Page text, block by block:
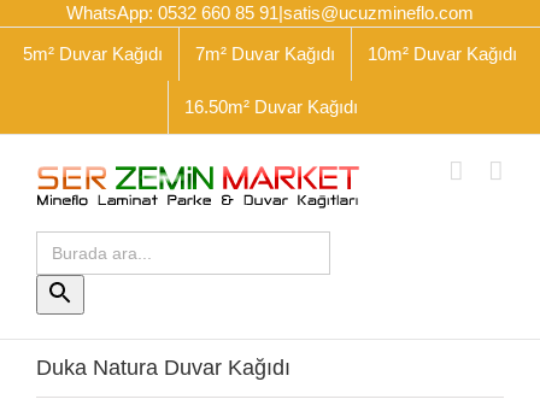
content
WhatsApp: 0532 660 85 91|satis@ucuzmineflo.com
5m² Duvar Kağıdı
7m² Duvar Kağıdı 10m² Duvar Kağıdı
16.50m² Duvar Kağıdı
Arama
yap:
Arama
Butonu
Duka Natura Duvar Kağıdı